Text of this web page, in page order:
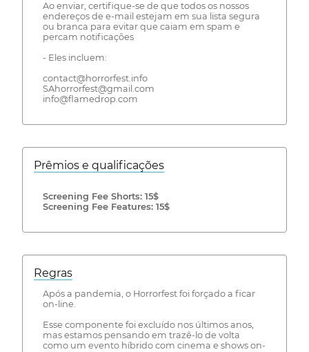
Ao enviar, certifique-se de que todos os nossos
endereços de e-mail estejam em sua lista segura
ou branca para evitar que caiam em spam e
percam notificações
- Eles incluem:
contact@horrorfest.info
SAhorrorfest@gmail.com
info@flamedrop.com
Prêmios e qualificações
Screening Fee Shorts: 15$
Screening Fee Features: 15$
Regras
Após a pandemia, o Horrorfest foi forçado a ficar
on-line.
Esse componente foi excluído nos últimos anos,
mas estamos pensando em trazê-lo de volta
como um evento híbrido com cinema e shows on-